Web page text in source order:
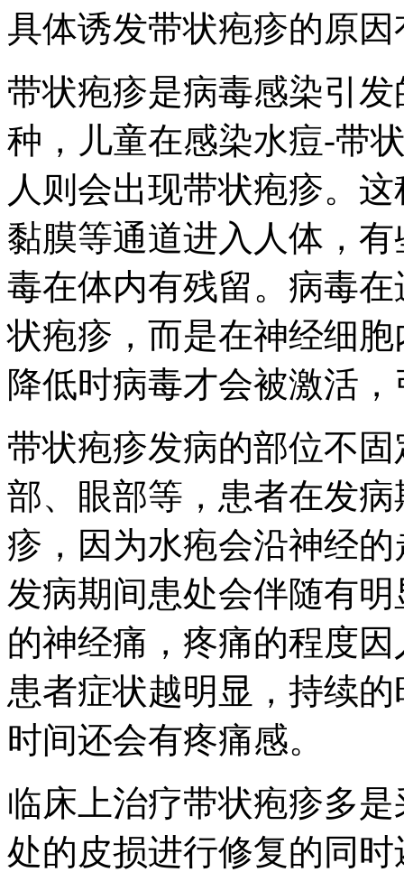
具体诱发带状疱疹的原因
带状疱疹是病毒感染引
种，儿童在感染水痘-带
人则会出现带状疱疹。
黏膜等通道进入人体，
毒在体内有残留。病毒
状疱疹，而是在神经细
降低时病毒才会被激活
带状疱疹发病的部位不
部、眼部等，患者在发
疹，因为水疱会沿神经
发病期间患处会伴随有
的神经痛，疼痛的程度
患者症状越明显，持续
时间还会有疼痛感。
临床上治疗带状疱疹多
处的皮损进行修复的同